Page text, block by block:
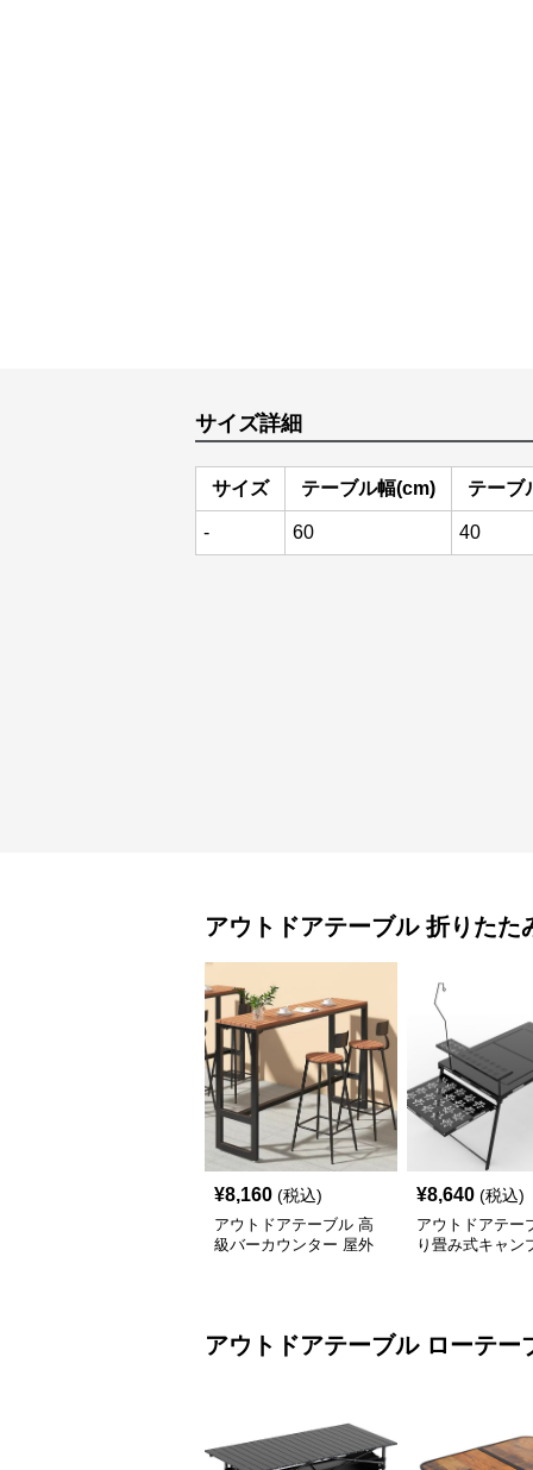
サイズ詳細
サイズ テーブル幅(cm) テーブ
- 60 40
アウトドアテーブル 折りたた
¥8,160 (税込)
アウトドアテーブル 高
級バーカウンター 屋外
¥8,640 (税込)
アウトドアテー
り畳み式キャン
アウトドアテーブル ローテー